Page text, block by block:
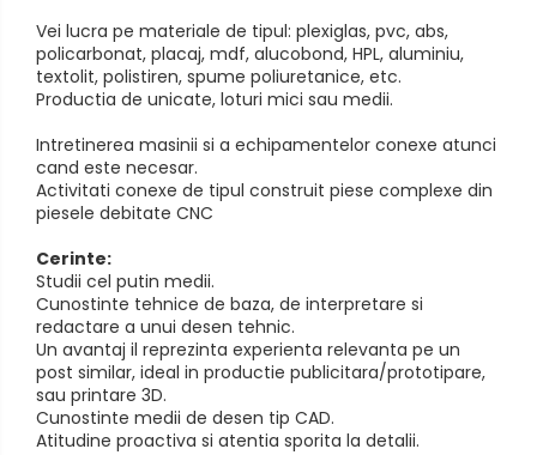
Produs Configurabil
Vei lucra pe materiale de tipul: plexiglas, pvc, abs,
policarbonat, placaj, mdf, alucobond, HPL, aluminiu,
textolit, polistiren, spume poliuretanice, etc.
Productia de unicate, loturi mici sau medii.
Intretinerea masinii si a echipamentelor conexe atunci
cand este necesar.
Activitati conexe de tipul construit piese complexe din
piesele debitate CNC
Cerinte:
Studii cel putin medii.
Cunostinte tehnice de baza, de interpretare si
redactare a unui desen tehnic.
Un avantaj il reprezinta experienta relevanta pe un
post similar, ideal in productie publicitara/prototipare,
sau printare 3D.
Cunostinte medii de desen tip CAD.
Atitudine proactiva si atentia sporita la detalii.